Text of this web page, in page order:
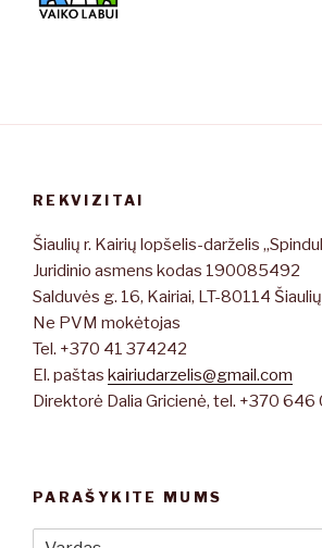
REKVIZITAI
Šiaulių r. Kairių lopšelis-darželis
Juridinio asmens kodas 190085492
Salduvės g. 16, Kairiai, LT-80114 Šiaulių
Ne PVM mokėtojas
Tel. +370 41 374242
El. paštas kairiudarzelis@gmail.com
Direktorė Dalia Gricienė, tel. +370 646
PARAŠYKITE MUMS